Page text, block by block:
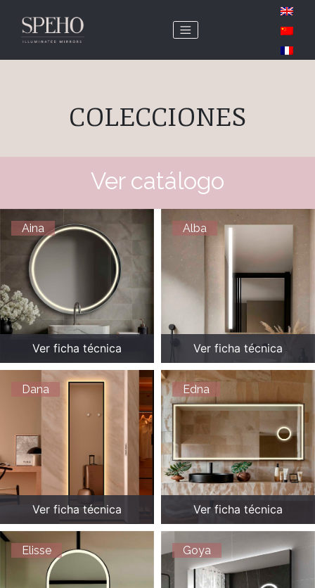
COLECCIONES
Ver catálogo
Ver ficha técnica
Aina
Ver ficha técnica
Alba
Ver ficha técnica
Dana
Ver ficha técnica
Edna
Elisse Goya